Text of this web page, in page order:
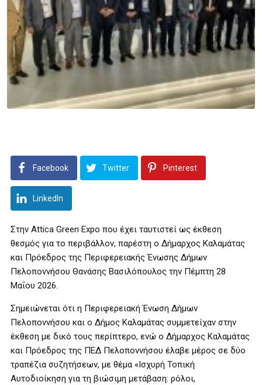
Facebook Twitter Pinterest
LinkedIn
Στην Attica Green Expo που έχει ταυτιστεί ως έκθεση
θεσμός για το περιβάλλον, παρέστη ο Δήμαρχος Καλαμάτας
και Πρόεδρος της Περιφερειακής Ένωσης Δήμων
Πελοποννήσου Θανάσης Βασιλόπουλος την Πέμπτη 28
Μαΐου 2026.
Σημειώνεται ότι η Περιφερειακή Ένωση Δήμων
Πελοποννήσου και ο Δήμος Καλαμάτας συμμετείχαν στην
έκθεση με δικό τους περίπτερο, ενώ ο Δήμαρχος Καλαμάτας
και Πρόεδρος της ΠΕΔ Πελοποννήσου έλαβε μέρος σε δύο
τραπέζια συζητήσεων, με θέμα «Ισχυρή Τοπική
Αυτοδιοίκηση για τη βιώσιμη μετάβαση: ρόλοι,